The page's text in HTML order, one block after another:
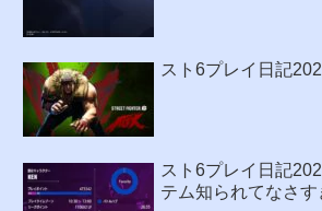
スト6プレイ日記
スト6プレイ日記
テム知られてなさ